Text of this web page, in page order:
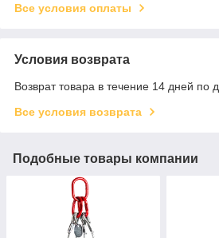
Все условия оплаты
Условия возврата
Возврат товара в течение 14 дней по
Все условия возврата
Подобные товары компании